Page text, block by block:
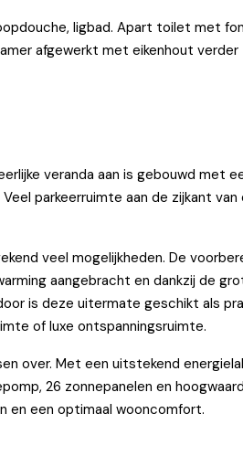
ligbad. Apart toilet met
afgewerkt met eikenhout verder
veranda aan is gebouwd met
parkeerruimte aan de zijkant van
veel mogelijkheden. De
aangebracht en dankzij de
is deze uitermate geschikt als
of luxe ontspanningsruimte.
over. Met een uitstekend
26 zonnepanelen en
en een optimaal wooncomfort.